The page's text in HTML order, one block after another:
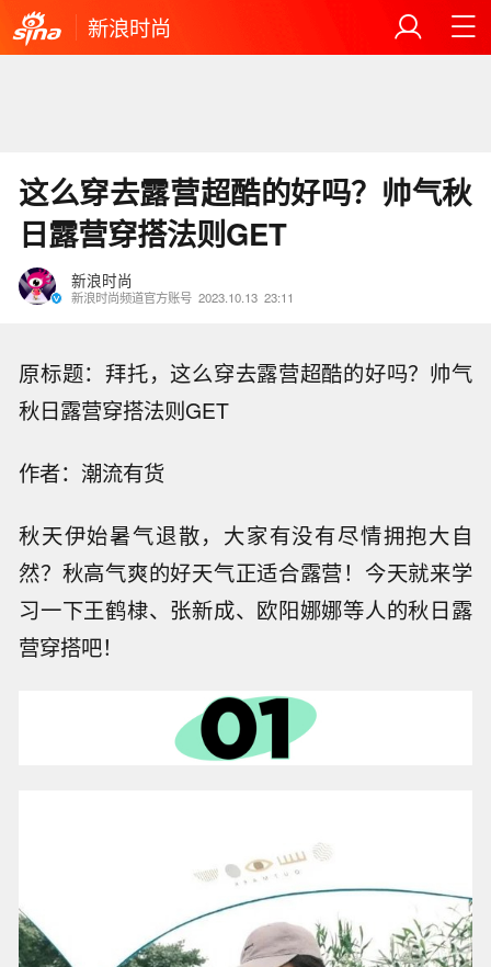
新浪时尚
这么穿去露营超酷的好吗？帅气秋
日露营穿搭法则GET
新浪时尚
新浪时尚频道官方账号 2023.10.13 23:11
原标题：拜托，这么穿去露营超酷的好吗？帅气
秋日露营穿搭法则GET
作者：潮流有货
秋天伊始暑气退散，大家有没有尽情拥抱大自
然？秋高气爽的好天气正适合露营！今天就来学
习一下王鹤棣、张新成、欧阳娜娜等人的秋日露
营穿搭吧！